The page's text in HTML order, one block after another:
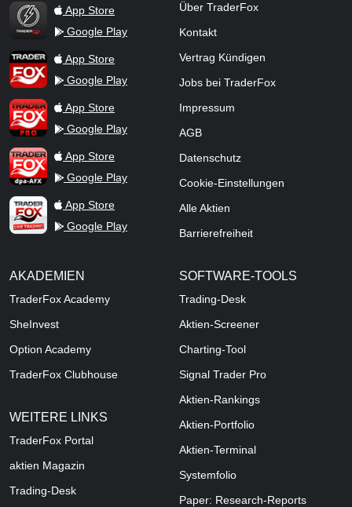
TraderFox Flash
App Store
Google Play
TraderFox AppApp Store
Google Play
TraderFox ProApp Store
Google Play
TraderFox dpa-AFX ProFeed
App Store
Google Play
TraderFox Live Trading
App Store
Google Play
Über TraderFox
Kontakt
Vertrag Kündigen
Jobs bei TraderFox
Impressum
AGB
Datenschutz
Cookie-Einstellungen
Alle Aktien
Barrierefreiheit
AKADEMIEN
TraderFox Academy
SheInvest
Option Academy
TraderFox Clubhouse
WEITERE LINKS
TraderFox Portal
aktien Magazin
Trading-Desk
SOFTWARE-TOOLS
Trading-Desk
Aktien-Screener
Charting-Tool
Signal Trader Pro
Aktien-Rankings
Aktien-Portfolio
Aktien-Terminal
Systemfolio
Paper: Research-Reports